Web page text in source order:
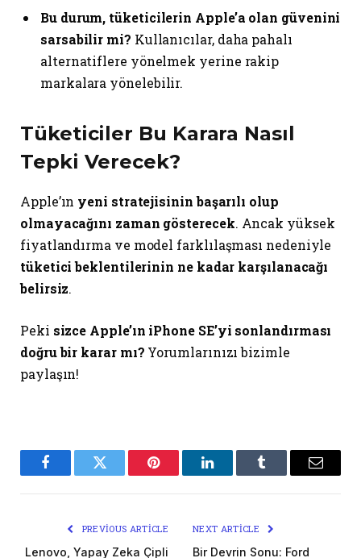
Bu durum, tüketicilerin Apple’a olan güvenini
sarsabilir mi? Kullanıcılar, daha pahalı
alternatiflere yönelmek yerine rakip
markalara yönelebilir.
Tüketiciler Bu Karara Nasıl
Tepki Verecek?
Apple’ın yeni stratejisinin başarılı olup
olmayacağını zaman gösterecek. Ancak yüksek
fiyatlandırma ve model farklılaşması nedeniyle
tüketici beklentilerinin ne kadar karşılanacağı
belirsiz.
Peki sizce Apple’ın iPhone SE’yi sonlandırması
doğru bir karar mı? Yorumlarınızı bizimle
paylaşın!
FacebookTwitter Pinterest LinkedInTumblr Email
PREVIOUS ARTICLE
Lenovo, Yapay Zeka Çipli
NEXT ARTICLE
Bir Devrin Sonu: Ford